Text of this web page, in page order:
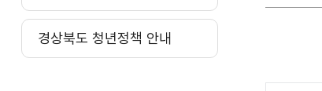
경상북도 청년정책 안내